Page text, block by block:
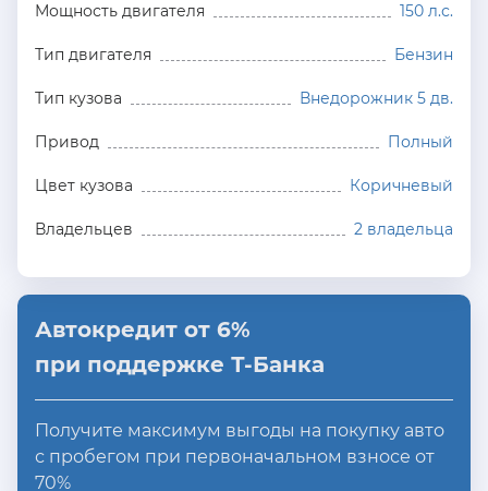
Мощность двигателя 150 л.с.
Тип двигателя Бензин
Тип кузова Внедорожник 5 дв.
Привод Полный
Цвет кузова Коричневый
Владельцев 2 владельца
Автокредит от 6%
при поддержке Т-Банка
Получите максимум выгоды на покупку авто
с пробегом при первоначальном взносе от
70%